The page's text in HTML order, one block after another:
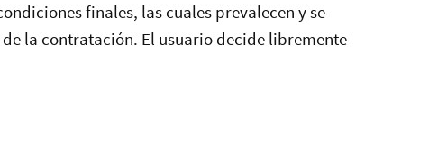
finales, las cuales prevalecen y se
la contratación. El usuario decide libremente